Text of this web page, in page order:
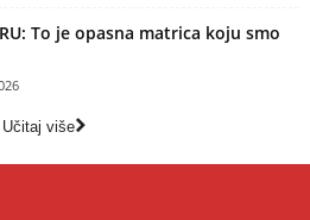
To je opasna matrica koju smo
Učitaj više